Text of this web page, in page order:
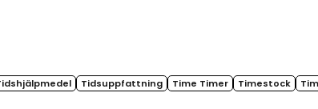
Tidsuppfattning Time Timer Timestock